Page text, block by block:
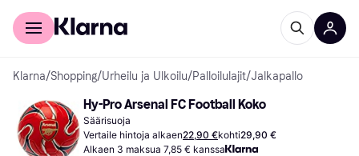
Kuluttajille
Klarna/Shopping/Urheilu ja Ulkoilu/Palloilulajit/Jalkapallo
Hy-Pro Arsenal FC Football Koko
Säärisuoja
Vertaile hintoja alkaen22,90 €kohti29,90 €
Alkaen 3 maksua 7,85 € kanssa